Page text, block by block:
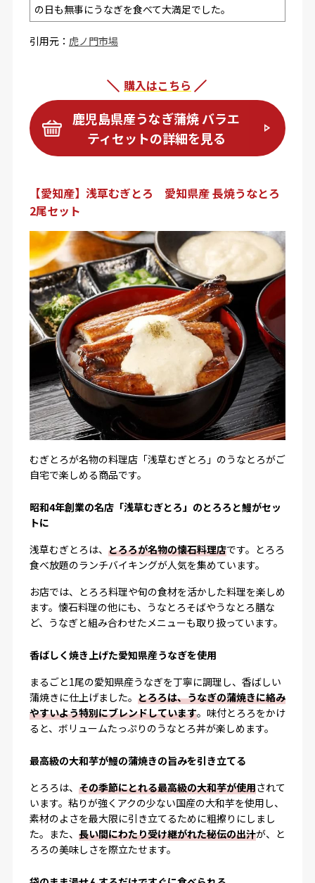
の日も無事にうなぎを食べて大満足でした。
引用元： 虎ノ門市場
購入はこちら
鹿児島県産うなぎ蒲焼 バラエ
ティセットの詳細を見る
【愛知産】浅草むぎとろ 愛知県産 長焼うなとろ
2尾セット
むぎとろが名物の料理店「浅草むぎとろ」のうなとろがご
自宅で楽しめる商品です。
昭和4年創業の名店「浅草むぎとろ」のとろろと鰻がセッ
トに
浅草むぎとろは、 とろろが名物の懐石料理店です。とろろ
食べ放題のランチバイキングが人気を集めています。
お店では、とろろ料理や旬の食材を活かした料理を楽しめ
ます。懐石料理の他にも、うなとろそばやうなとろ膳な
ど、うなぎと組み合わせたメニューも取り扱っています。
香ばしく焼き上げた愛知県産うなぎを使用
まるごと1尾の愛知県産うなぎを丁寧に調理し、香ばしい
蒲焼きに仕上げました。 とろろは、うなぎの蒲焼きに絡み
やすいよう特別にブレンドしています。味付とろろをかけ
ると、ボリュームたっぷりのうなとろ丼が楽しめます。
最高級の大和芋が鰻の蒲焼きの旨みを引き立てる
とろろは、 その季節にとれる最高級の大和芋が使用されて
います。粘りが強くアクの少ない国産の大和芋を使用し、
素材のよさを最大限に引き立てるために粗擦りにしまし
た。また、 長い間にわたり受け継がれた秘伝の出汁が、と
ろろの美味しさを際立たせます。